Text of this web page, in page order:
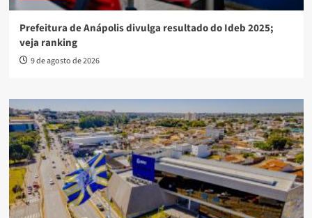
Prefeitura de Anápolis divulga resultado do Ideb 2025;
veja ranking
9 de agosto de 2026